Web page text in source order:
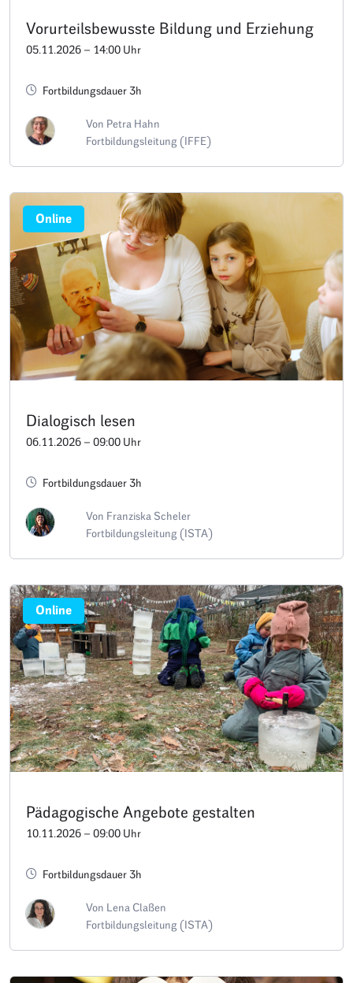
Vorurteilsbewusste Bildung und Erziehung
05.11.2026 – 14:00 Uhr
Fortbildungsdauer 3h
Von Petra Hahn
Fortbildungsleitung (IFFE)
Online
Dialogisch lesen
06.11.2026 – 09:00 Uhr
Fortbildungsdauer 3h
Von Franziska Scheler
Fortbildungsleitung (ISTA)
Online
Pädagogische Angebote gestalten
10.11.2026 – 09:00 Uhr
Fortbildungsdauer 3h
Von Lena Claßen
Fortbildungsleitung (ISTA)